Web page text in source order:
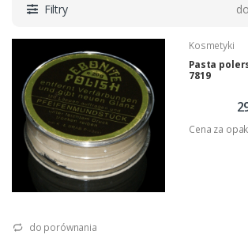
Filtry
Kosmetyki
Pasta
7819
Cena za
do porównania